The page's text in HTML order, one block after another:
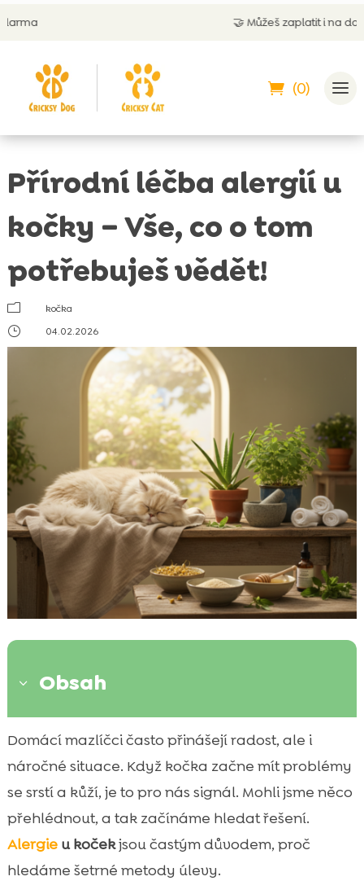
Můžeš zaplatit i na dobírku
(0)
Přírodní léčba alergií u
kočky – Vše, co o tom
potřebuješ vědět!
m
kočka
}
04.02.2026
3 Obsah
 Co jsou alergie u koček a proč vznikají
 Nejčastější typy alergií u koček
 Typické příznaky alergie u kočky, které
bychom neměli přehlédnout
Kdy jít s kočkou k veterináři a co očekávat z
Diagnostika alergií u kočky krok za krokem
Domácí mazlíčci často přinášejí radost, ale i
náročné situace. Když kočka začne mít problémy
se srstí a kůží, je to pro nás signál. Mohli jsme něco
přehlédnout, a tak začínáme hledat řešení.
Alergieu kočekjsou častým důvodem, proč
hledáme šetrné metody úlevy.